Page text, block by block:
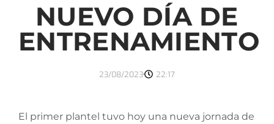
NUEVO DÍA DE
ENTRENAMIENTO
23/08/2023 22:17
El primer plantel tuvo hoy una nueva jornada de